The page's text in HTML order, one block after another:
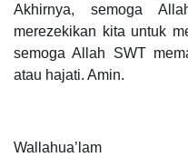
Akhirnya, semoga
merezekikan kita untuk
semoga Allah SWT
atau hajati. Amin.
Wallahua’lam